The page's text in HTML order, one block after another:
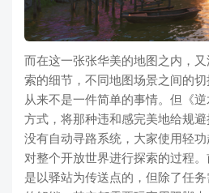
而在这一张张华美的地图之内，
索的细节，不同地图场景之间的
从来不是一件简单的事情。但《
方式，将那种违和感完美地给规
没有自动寻路系统，大家使用轻
对整个开放世界进行探索的过程
是以驿站为传送点的，但除了任